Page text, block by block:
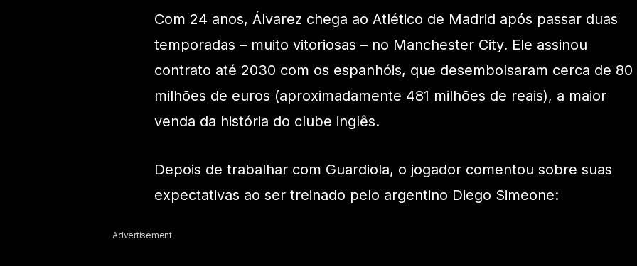
Com 24 anos, Álvarez chega ao Atlético de Madrid após passar duas
temporadas – muito vitoriosas – no Manchester City. Ele assinou
contrato até 2030 com os espanhóis, que desembolsaram cerca de 80
milhões de euros (aproximadamente 481 milhões de reais), a maior
venda da história do clube inglês.
Depois de trabalhar com Guardiola, o jogador comentou sobre suas
expectativas ao ser treinado pelo argentino Diego Simeone:
Advertisement